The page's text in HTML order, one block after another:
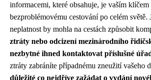
informacemi, které obsahuje, je vaším klíčem
bezproblémovému cestování po celém světě.
neplatnost by mohla na cestách způsobit
ztráty nebo odcizení mezinárodního
nezbytné ihned kontaktovat příslušné
ztráty zabráníte případnému zneužití vašeho
důležité co nejdříve zažádat o vydání